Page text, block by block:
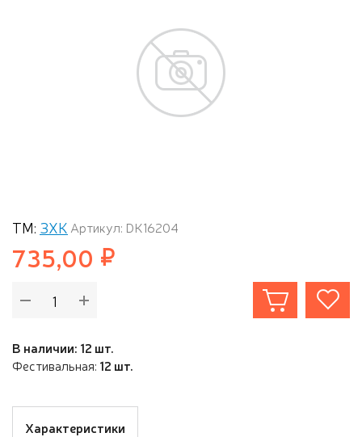
ТМ: ЗХК Артикул: DK16204
735,00
В наличии: 12 шт.
Фестивальная: 12 шт.
Характеристики